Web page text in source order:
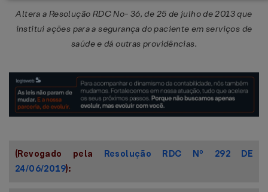
Altera a Resolução RDC No- 36, de 25 de julho de 2013 que
institui ações para a segurança do paciente em serviços de
saúde e dá outras providências.
(Revogado pela Resolução RDC Nº 292 DE
24/06/2019):